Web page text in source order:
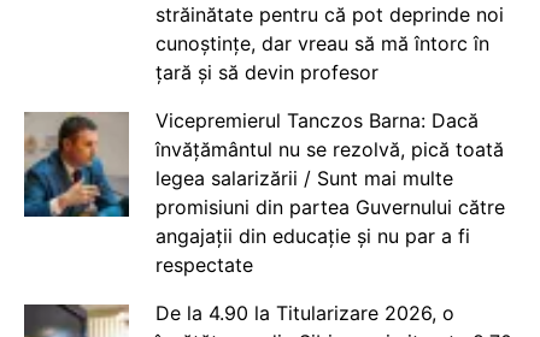
străinătate pentru că pot deprinde noi
cunoștințe, dar vreau să mă întorc în
țară și să devin profesor
Vicepremierul Tanczos Barna: Dacă
învățământul nu se rezolvă, pică toată
legea salarizării / Sunt mai multe
promisiuni din partea Guvernului către
angajații din educație și nu par a fi
respectate
De la 4.90 la Titularizare 2026, o